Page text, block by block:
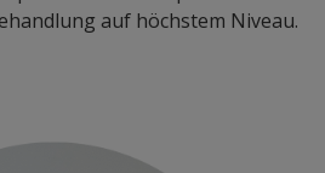
auf höchstem Niveau.